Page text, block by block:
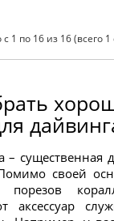
1 по 16 из 16 (всего
– существенная
своей
аксессуар